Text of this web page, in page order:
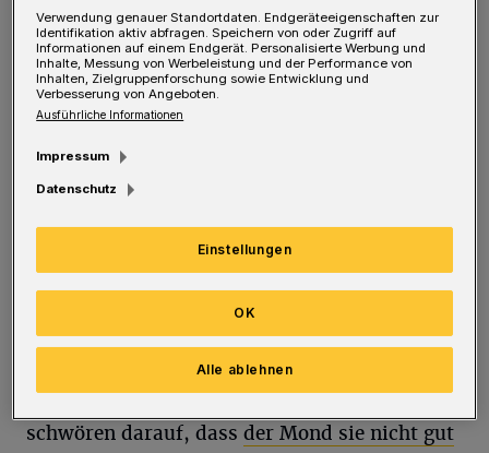
hat nicht nur Auswirkungen auf unsere Natur,
sondern auch auf uns Menschen. Dies
Auswirkungen können sowohl negativer als
auch positiver Natur sein. Jeder einzelnen
Mondphase werden unterschiedliche
Auswirkungen auf Tiere, Menschen und den
So leiden sehr viele Menschen an
Schlafstörungen, wenn es wieder einmal einen
Vollmond gibt. Es gibt Studien, die zwar der
Meinung sind, dass diese Schlafstörungen nur
Einbildung sind, doch einige Menschen
schwören darauf, dass der Mond sie nicht gut
Verwendung genauer Standortdaten. Endgeräteeigenschaften zur
Identifikation aktiv abfragen. Speichern von oder Zugriff auf
Informationen auf einem Endgerät. Personalisierte Werbung und
Inhalte, Messung von Werbeleistung und der Performance von
Inhalten, Zielgruppenforschung sowie Entwicklung und
Verbesserung von Angeboten.
Ausführliche Informationen
Impressum
Datenschutz
Einstellungen
Alle ablehnen
OK